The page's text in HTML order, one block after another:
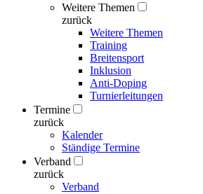
Weitere Themen
zurück
Weitere Themen
Training
Breitensport
Inklusion
Anti-Doping
Turnierleitungen
Termine
zurück
Kalender
Ständige Termine
Verband
zurück
Verband